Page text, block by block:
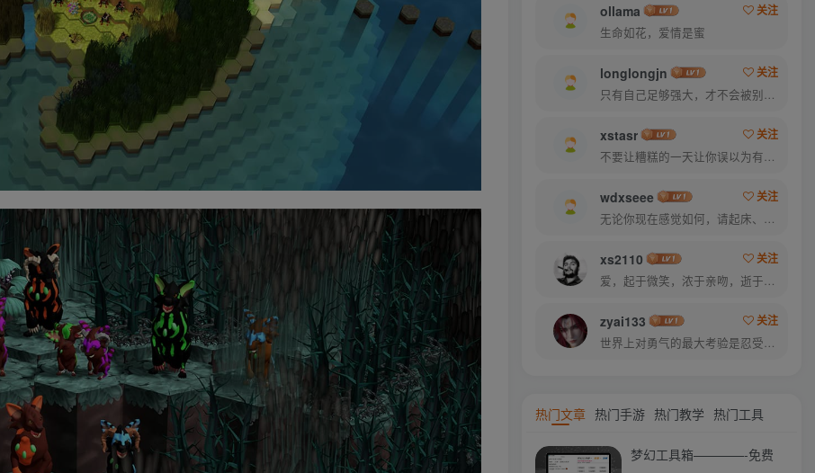
ollama
关注
生命如花，爱情是蜜
longlongjn
关注
只有自己足够强大，才不会被别人践踏
xstasr
关注
不要让糟糕的一天让你误以为有个糟糕的人生
wdxseee
关注
无论你现在感觉如何，请起床、穿好衣服然后为你的梦想而奋斗
xs2110
关注
爱，起于微笑，浓于亲吻，逝于泪水
zyai133
关注
世界上对勇气的最大考验是忍受失败而不丧失信心
热门文章 热门手游 热门教学 热门工具
梦幻工具箱————-免费